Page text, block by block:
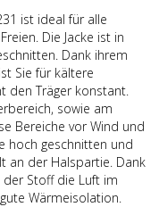
ist ideal für alle
Die Jacke ist in
Dank ihrem
Sie für kältere
den Träger konstant.
sowie am
Bereiche vor Wind und
hoch geschnitten und
an der Halspartie. Dank
Stoff die Luft im
Wärmeisolation.